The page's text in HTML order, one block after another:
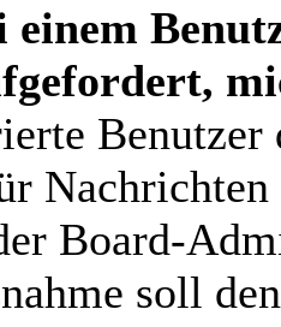
einem
Nachrichten
Board-
soll